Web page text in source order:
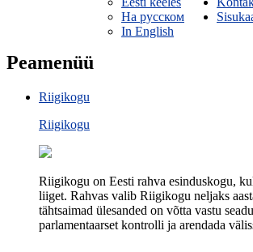
На русском
In English
Peamenüü
Riigikogu
Riigikogu
Riigikogu on Eesti rahva esinduskogu,
liiget. Rahvas valib Riigikogu neljaks
tähtsaimad ülesanded on võtta vastu
parlamentaarset kontrolli ja arendada